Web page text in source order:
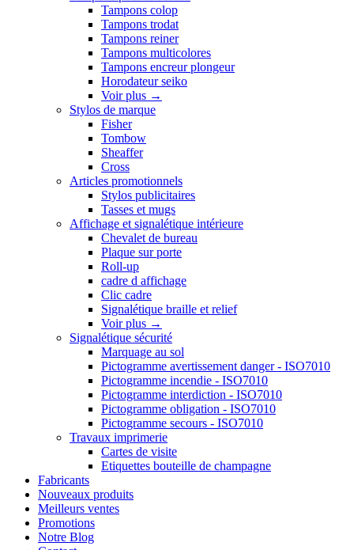
Tampons colop
Tampons trodat
Tampons reiner
Tampons multicolores
Tampons encreur plongeur
Horodateur seiko
Voir plus →
Stylos de marque
Fisher
Tombow
Sheaffer
Cross
Articles promotionnels
Stylos publicitaires
Tasses et mugs
Affichage et signalétique intérieure
Chevalet de bureau
Plaque sur porte
Roll-up
cadre d affichage
Clic cadre
Signalétique braille et relief
Voir plus →
Signalétique sécurité
Marquage au sol
Pictogramme avertissement danger - ISO7010
Pictogramme incendie - ISO7010
Pictogramme interdiction - ISO7010
Pictogramme obligation - ISO7010
Pictogramme secours - ISO7010
Travaux imprimerie
Cartes de visite
Etiquettes bouteille de champagne
Fabricants
Nouveaux produits
Meilleurs ventes
Promotions
Notre Blog